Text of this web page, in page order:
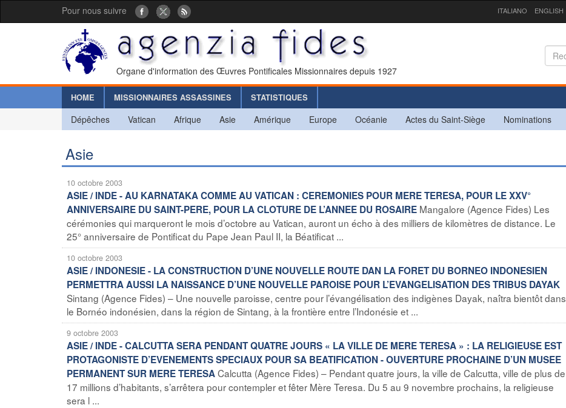
Pour nous suivre ITALIANO ENGLISH
Organe d'information des Œuvres Pontificales Missionnaires depuis 1927
HOME MISSIONNAIRES ASSASSINES STATISTIQUES
Dépêches Vatican Afrique Asie Amérique Europe Océanie Actes du Saint-Siège Nominations
Asie
10 octobre 2003
ASIE / INDE - AU KARNATAKA COMME AU VATICAN : CEREMONIES POUR MERE TERESA, POUR LE XXV°
ANNIVERSAIRE DU SAINT-PERE, POUR LA CLOTURE DE L’ANNEE DU ROSAIRE Mangalore (Agence Fides) Les
cérémonies qui marqueront le mois d’octobre au Vatican, auront un écho à des milliers de kilomètres de distance. Le
25° anniversaire de Pontificat du Pape Jean Paul II, la Béatificat ...
10 octobre 2003
ASIE / INDONESIE - LA CONSTRUCTION D’UNE NOUVELLE ROUTE DAN LA FORET DU BORNEO INDONESIEN
PERMETTRA AUSSI LA NAISSANCE D’UNE NOUVELLE PAROISE POUR L’EVANGELISATION DES TRIBUS DAYAK
Sintang (Agence Fides) – Une nouvelle paroisse, centre pour l’évangélisation des indigènes Dayak, naîtra bientôt dans
le Bornéo indonésien, dans la région de Sintang, à la frontière entre l’Indonésie et ...
9 octobre 2003
ASIE / INDE - CALCUTTA SERA PENDANT QUATRE JOURS « LA VILLE DE MERE TERESA » : LA RELIGIEUSE EST
PROTAGONISTE D’EVENEMENTS SPECIAUX POUR SA BEATIFICATION - OUVERTURE PROCHAINE D’UN MUSEE
PERMANENT SUR MERE TERESACalcutta (Agence Fides) – Pendant quatre jours, la ville de Calcutta, ville de plus de
17 millions d’habitants, s’arrêtera pour contempler et fêter Mère Teresa. Du 5 au 9 novembre prochains, la religieuse
sera l ...